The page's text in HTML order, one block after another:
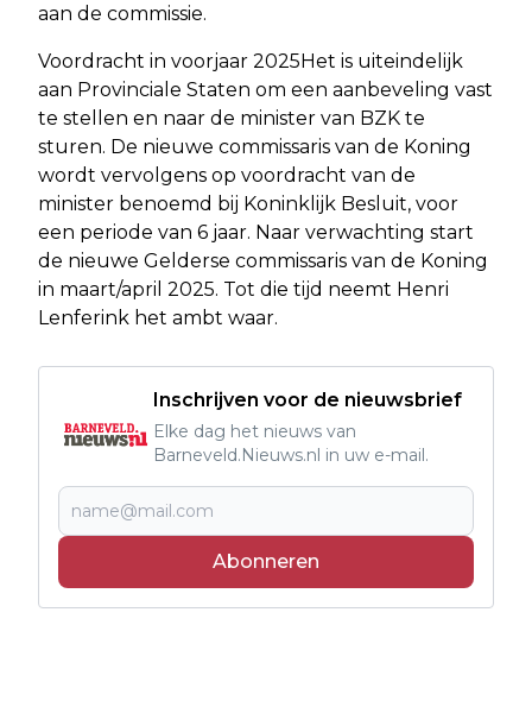
aan de commissie.
Voordracht in voorjaar 2025Het is uiteindelijk
aan Provinciale Staten om een aanbeveling vast
te stellen en naar de minister van BZK te
sturen. De nieuwe commissaris van de Koning
wordt vervolgens op voordracht van de
minister benoemd bij Koninklijk Besluit, voor
een periode van 6 jaar. Naar verwachting start
de nieuwe Gelderse commissaris van de Koning
in maart/april 2025. Tot die tijd neemt Henri
Lenferink het ambt waar.
Inschrijven voor de nieuwsbrief
Elke dag het nieuws van
Barneveld.Nieuws.nl in uw e-mail.
Abonneren